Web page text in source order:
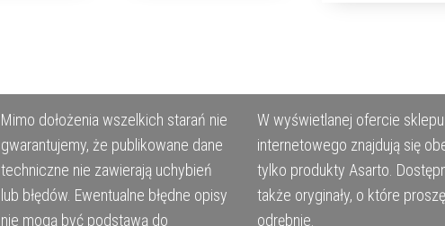
Mimo dołożenia wszelkich starań nie
gwarantujemy, że publikowane dane
techniczne nie zawierają uchybień
lub błędów. Ewentualne błędne opisy
nie mogą być podstawą do
W wyświetlanej ofercie sklepu
internetowego znajdują się
tylko produkty Asarto.
także oryginały, o które
odrębnie.